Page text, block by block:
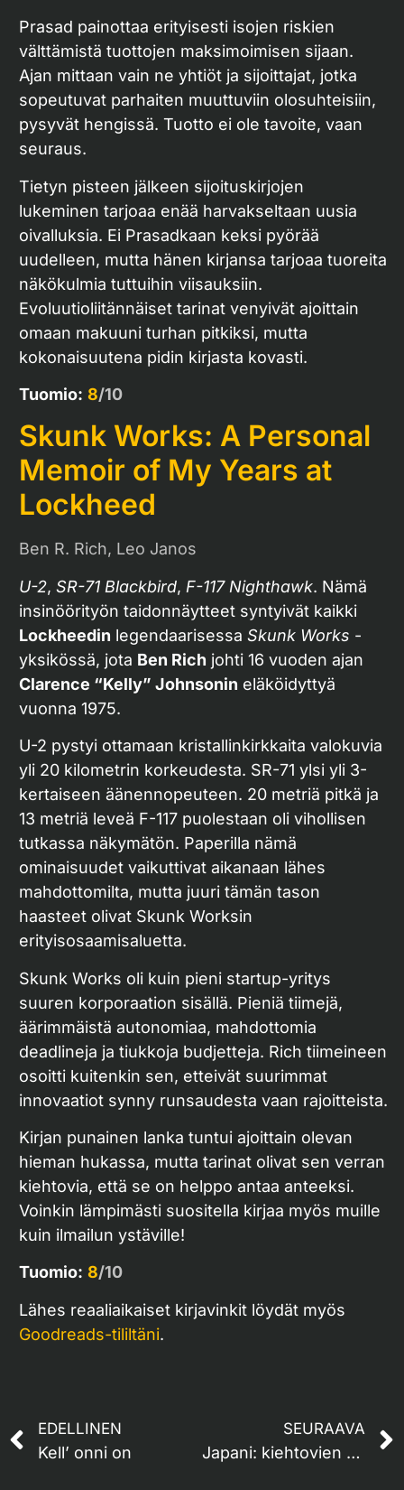
Prasad painottaa erityisesti isojen riskien
välttämistä tuottojen maksimoimisen sijaan.
Ajan mittaan vain ne yhtiöt ja sijoittajat, jotka
sopeutuvat parhaiten muuttuviin olosuhteisiin,
pysyvät hengissä. Tuotto ei ole tavoite, vaan
seuraus.
Tietyn pisteen jälkeen sijoituskirjojen
lukeminen tarjoaa enää harvakseltaan uusia
oivalluksia. Ei Prasadkaan keksi pyörää
uudelleen, mutta hänen kirjansa tarjoaa tuoreita
näkökulmia tuttuihin viisauksiin.
Evoluutioliitännäiset tarinat venyivät ajoittain
omaan makuuni turhan pitkiksi, mutta
kokonaisuutena pidin kirjasta kovasti.
Tuomio: 8/10
Skunk Works: A Personal
Memoir of My Years at
Lockheed
Ben R. Rich, Leo Janos
U-2, SR-71 Blackbird, F-117 Nighthawk. Nämä
insinöörityön taidonnäytteet syntyivät kaikki
Lockheedin legendaarisessa Skunk Works -
yksikössä, jota Ben Rich johti 16 vuoden ajan
Clarence “Kelly” Johnsonin eläköidyttyä
vuonna 1975.
U-2 pystyi ottamaan kristallinkirkkaita valokuvia
yli 20 kilometrin korkeudesta. SR-71 ylsi yli 3-
kertaiseen äänennopeuteen. 20 metriä pitkä ja
13 metriä leveä F-117 puolestaan oli vihollisen
tutkassa näkymätön. Paperilla nämä
ominaisuudet vaikuttivat aikanaan lähes
mahdottomilta, mutta juuri tämän tason
haasteet olivat Skunk Worksin
erityisosaamisaluetta.
Skunk Works oli kuin pieni startup-yritys
suuren korporaation sisällä. Pieniä tiimejä,
äärimmäistä autonomiaa, mahdottomia
deadlineja ja tiukkoja budjetteja. Rich tiimeineen
osoitti kuitenkin sen, etteivät suurimmat
innovaatiot synny runsaudesta vaan rajoitteista.
Kirjan punainen lanka tuntui ajoittain olevan
hieman hukassa, mutta tarinat olivat sen verran
kiehtovia, että se on helppo antaa anteeksi.
Voinkin lämpimästi suositella kirjaa myös muille
kuin ilmailun ystäville!
Tuomio: 8/10
Lähes reaaliaikaiset kirjavinkit löydät myös
Goodreads-tililtäni.
EDELLINEN
Kell’ onni on
SEURAAVA
Japani: kiehtovien kontrastien maa